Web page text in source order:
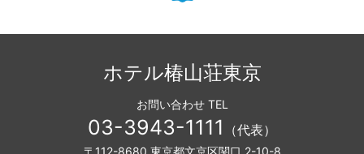
ホテル椿山荘東京
お問い合わせ TEL
03-3943-1111 （代表）